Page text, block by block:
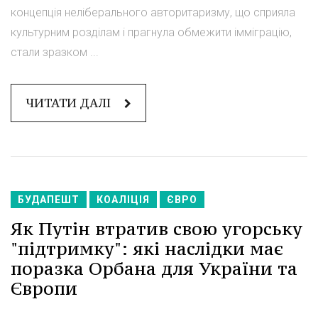
концепція неліберального авторитаризму, що сприяла
культурним розділам і прагнула обмежити імміграцію,
стали зразком ...
ЧИТАТИ ДАЛІ
БУДАПЕШТ КОАЛІЦІЯ ЄВРО
Як Путін втратив свою угорську
"підтримку": які наслідки має
поразка Орбана для України та
Європи